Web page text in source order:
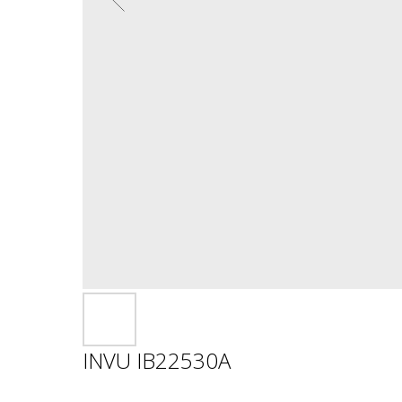
INVU IB22530A